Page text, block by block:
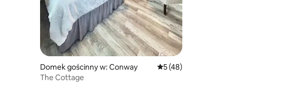
Domek gościnny w: Conway Średnia ocena: 5 na 5, liczba recenzji: 48
5 (48)
The Cottage